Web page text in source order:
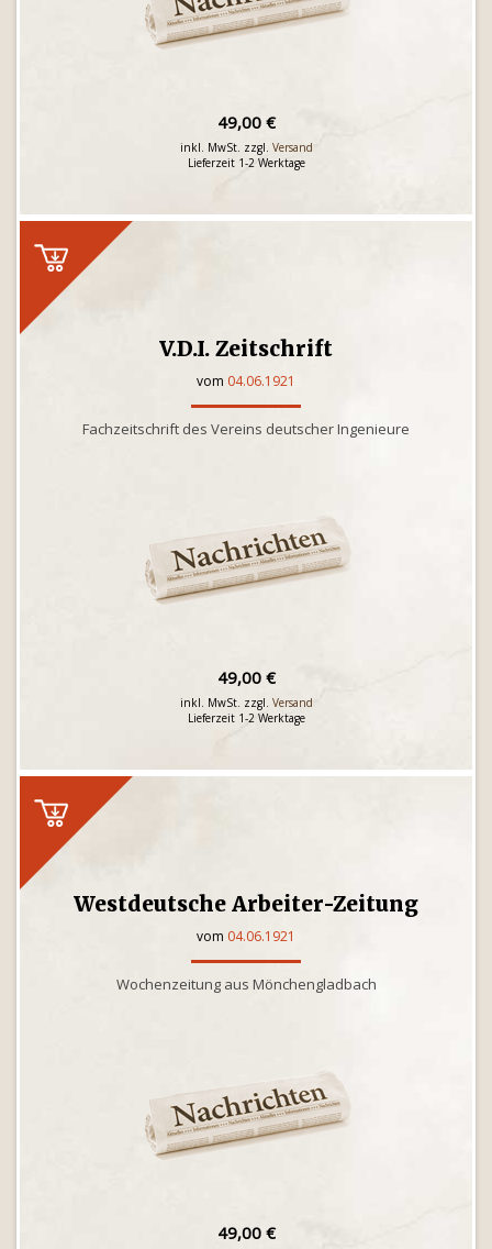
49,00 €
inkl. MwSt. zzgl. Versand
Lieferzeit 1-2 Werktage
V.D.I. Zeitschrift
vom 04.06.1921
Fachzeitschrift des Vereins deutscher Ingenieure
49,00 €
inkl. MwSt. zzgl. Versand
Lieferzeit 1-2 Werktage
Westdeutsche Arbeiter-Zeitung
vom 04.06.1921
Wochenzeitung aus Mönchengladbach
49,00 €